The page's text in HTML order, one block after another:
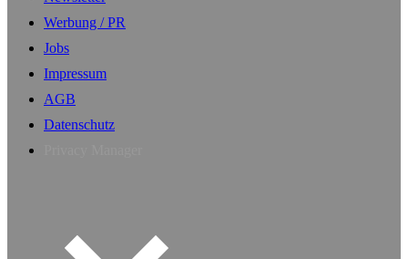
Werbung / PR
Jobs
Impressum
AGB
Datenschutz